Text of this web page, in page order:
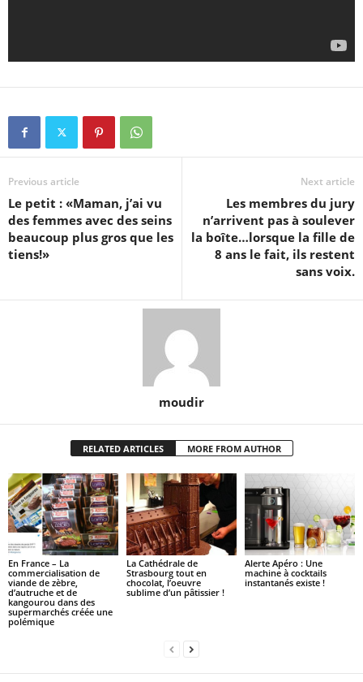
Previous article
Le petit : «Maman, j’ai vu
des femmes avec des seins
beaucoup plus gros que les
tiens!»
Next article
Les membres du jury
n’arrivent pas à soulever
la boîte…lorsque la fille de
8 ans le fait, ils restent
sans voix.
moudir
RELATED ARTICLES MORE FROM AUTHOR
En France – La
commercialisation de
viande de zèbre,
d’autruche et de
kangourou dans des
supermarchés créée une
polémique
La Cathédrale de
Strasbourg tout en
chocolat, l’oeuvre
sublime d’un pâtissier !
Alerte Apéro : Une
machine à cocktails
instantanés existe !